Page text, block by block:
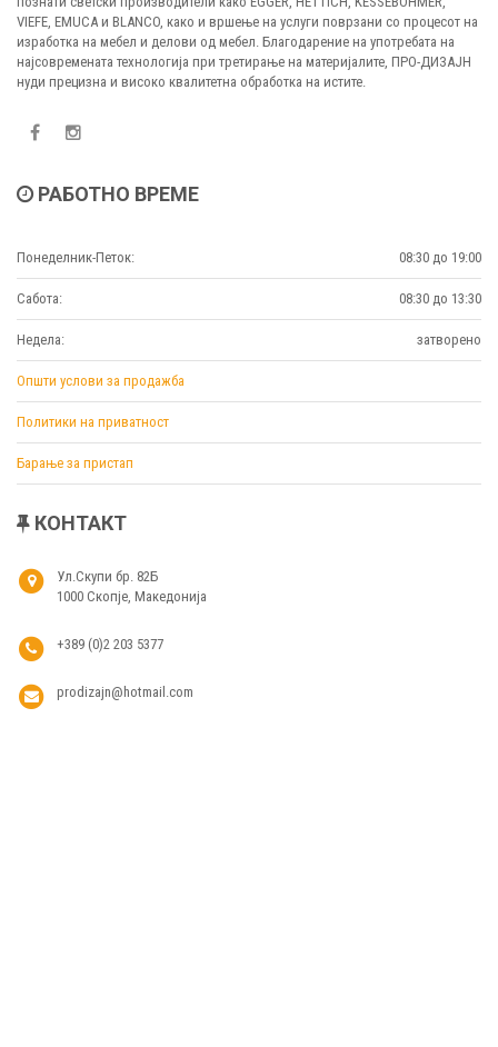
VIEFE, EMUCA и BLANCO, како и вршење на услуги поврзани со процесот на
изработка на мебел и делови од мебел. Благодарение на употребата на
најсовремената технологија при третирање на материјалите, ПРО-ДИЗАЈН
нуди прецизна и високо квалитетна обработка на истите.
РАБОТНО ВРЕМЕ
Понеделник-Петок: 08:30 до 19:00
Сабота: 08:30 до 13:30
Недела: затворено
Општи услови за продажба
Политики на приватност
Барање за пристап
КОНТАКТ
Ул.Скупи бр. 82Б
1000 Скопје, Македонија
+389 (0)2 203 5377
prodizajn@hotmail.com